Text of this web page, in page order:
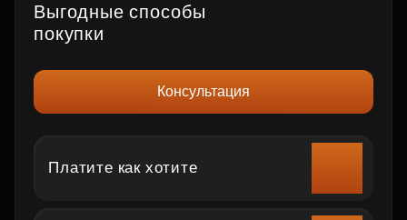
Выгодные способы
покупки
Консультация
Платите как хотите